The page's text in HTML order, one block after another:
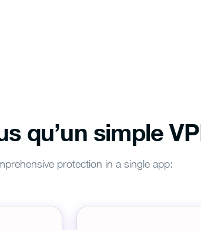
qu’un simple
protection in a single app: